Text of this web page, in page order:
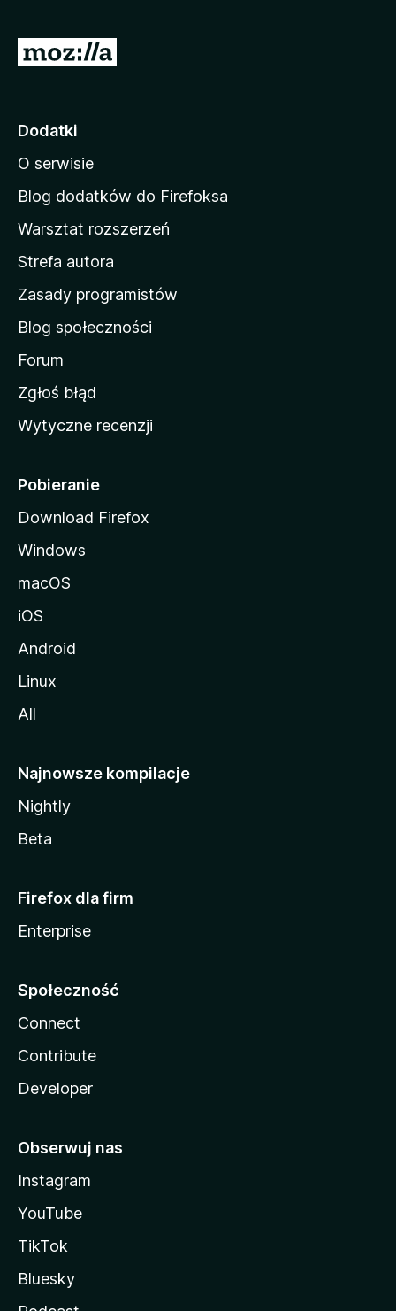
b
.
p
l
S
o
a
d
m
o
w
M
o
z
l
i
Dodatki
O serwisie
Blog dodatków do Firefoksa
Warsztat rozszerzeń
Strefa autora
Zasady programistów
Blog społeczności
Forum
Zgłoś błąd
Wytyczne recenzji
Pobieranie
Download Firefox
Windows
macOS
iOS
Android
Linux
All
Najnowsze kompilacje
Nightly
Beta
Firefox dla firm
Enterprise
Społeczność
Connect
Contribute
Developer
Obserwuj nas
Instagram
YouTube
TikTok
Bluesky